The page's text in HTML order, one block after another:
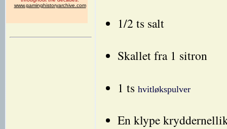
1/2 ts salt
Skallet fra 1 sitron
1 ts hvitløkspulver
En klype